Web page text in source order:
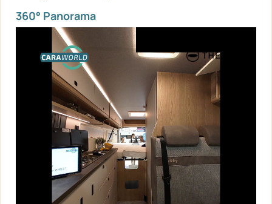
360° Panorama